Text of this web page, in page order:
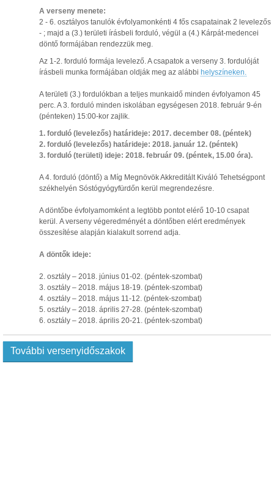
A verseny menete:
2 - 6. osztályos tanulók évfolyamonkénti 4 fős csapatainak 2 levelezős
- ; majd a (3.) területi írásbeli forduló, végül a (4.) Kárpát-medencei
döntő formájában rendezzük meg.
Az 1-2. forduló formája levelező. A csapatok a verseny 3. fordulóját
írásbeli munka formájában oldják meg az alábbi helyszíneken.
A területi (3.) fordulókban a teljes munkaidő minden évfolyamon 45
perc. A 3. forduló minden iskolában egységesen 2018. február 9-én
(pénteken) 15:00-kor zajlik.
1. forduló (levelezős) határideje: 2017. december 08. (péntek)
2. forduló (levelezős) határideje: 2018. január 12. (péntek)
3. forduló (területi) ideje: 2018. február 09. (péntek, 15.00 óra).
A 4. forduló (döntő) a Míg Megnövök Akkreditált Kiváló Tehetségpont
székhelyén Sóstógyógyfürdőn kerül megrendezésre.
A döntőbe évfolyamomként a legtöbb pontot elérő 10-10 csapat
kerül. A verseny végeredményét a döntőben elért eredmények
összesítése alapján kialakult sorrend adja.
A döntők ideje:
2. osztály – 2018. június 01-02. (péntek-szombat)
3. osztály – 2018. május 18-19. (péntek-szombat)
4. osztály – 2018. május 11-12. (péntek-szombat)
5. osztály – 2018. április 27-28. (péntek-szombat)
6. osztály – 2018. április 20-21. (péntek-szombat)
További versenyidőszakok